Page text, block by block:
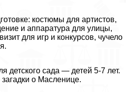
костюмы для артистов,
и аппаратура для улицы,
для игр и конкурсов, чучело
детского сада — детей 5-7 лет.
о Масленице.